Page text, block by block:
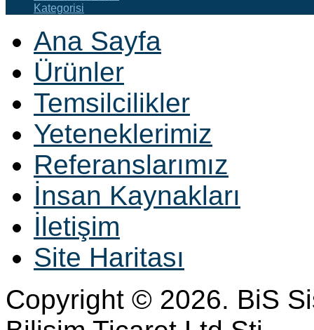
Kategorisi
Ana Sayfa
Ürünler
Temsilcilikler
Yeteneklerimiz
Referanslarımız
İnsan Kaynakları
İletişim
Site Haritası
Copyright © 2026. BiS